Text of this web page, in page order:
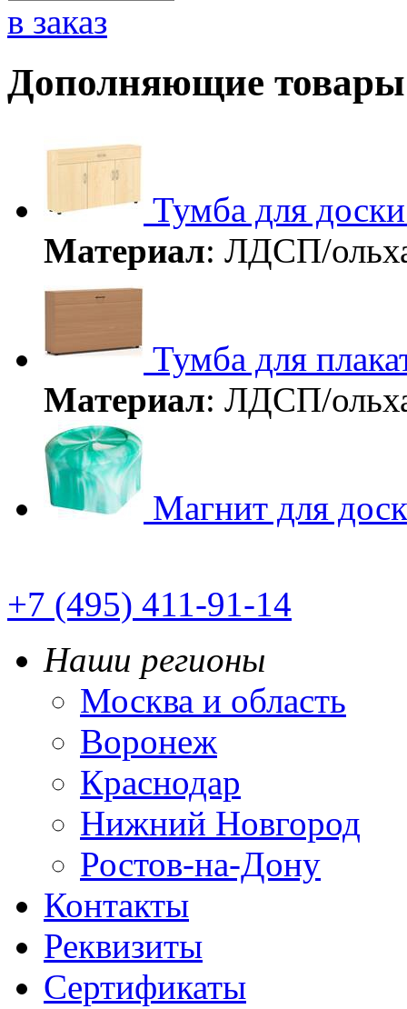
в заказ
Дополняющие товары
Тумба для доски
Материал: ЛДСП/
Тумба для
Материал: ЛДСП/
Магнит для
+7 (495) 411-91-14
Наши регионы
Москва и область
Воронеж
Краснодар
Нижний Новгород
Ростов-на-Дону
Контакты
Реквизиты
Сертификаты